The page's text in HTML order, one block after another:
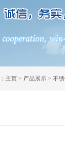
主页 > 产品展示 > 不